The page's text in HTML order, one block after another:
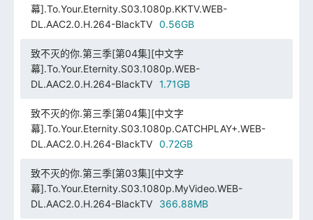
幕].To.Your.Eternity.S03.1080p.KKTV.WEB-
DL.AAC2.0.H.264-BlackTV
0.56GB
致不灭的你.第三季[第04集][中文字
幕].To.Your.Eternity.S03.1080p.WEB-
DL.AAC2.0.H.264-BlackTV
1.71GB
致不灭的你.第三季[第04集][中文字
幕].To.Your.Eternity.S03.1080p.CATCHPLAY+.WEB-
DL.AAC2.0.H.264-BlackTV
0.72GB
致不灭的你.第三季[第03集][中文字
幕].To.Your.Eternity.S03.1080p.MyVideo.WEB-
DL.AAC2.0.H.264-BlackTV
366.88MB